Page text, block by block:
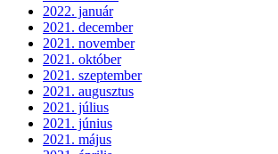
2022. január
2021. december
2021. november
2021. október
2021. szeptember
2021. augusztus
2021. július
2021. június
2021. május